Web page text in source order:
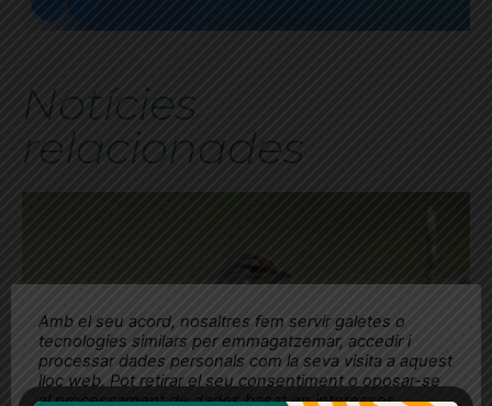
Notícies
relacionades
Amb el seu acord, nosaltres fem servir galetes o
tecnologies similars per emmagatzemar, accedir i
processar dades personals com la seva visita a aquest
lloc web. Pot retirar el seu consentiment o oposar-se
al processament de dades basat en interessos